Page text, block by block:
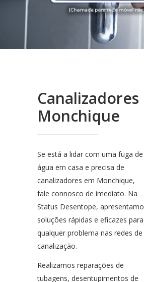
Canalizadores
Monchique
Se está a lidar com uma fuga de
água em casa e precisa de
canalizadores em Monchique,
fale connosco de imediato. Na
Status Desentope,
soluções rápidas e eficazes para
qualquer problema nas redes de
canalização.
Realizamos reparações de
tubagens, desentupimentos de